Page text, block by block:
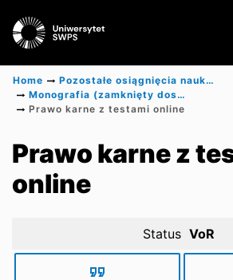
Communities & Collections
Scientific research results
Home
Pozostałe osiągnięcia naukowe
Monografia (zamknięty dostęp)
Prawo karne z testami online
Prawo karne z
online
Status VoR